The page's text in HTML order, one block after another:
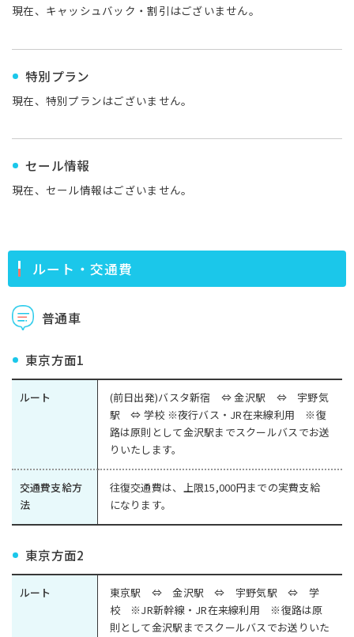
現在、キャッシュバック・割引はございません。
特別プラン
現在、特別プランはございません。
セール情報
現在、セール情報はございません。
ルート・交通費
普通車
東京方面1
ルート
(前日出発)バスタ新宿 ⇔ 金沢駅 ⇔ 宇野気
駅 ⇔ 学校 ※夜行バス・JR在来線利用 ※復
路は原則として金沢駅までスクールバスでお送
りいたします。
交通費支給方
法
往復交通費は、上限15,000円までの実費支給
になります。
東京方面2
ルート
東京駅 ⇔ 金沢駅 ⇔ 宇野気駅 ⇔ 学
校 ※JR新幹線・JR在来線利用 ※復路は原
則として金沢駅までスクールバスでお送りいた